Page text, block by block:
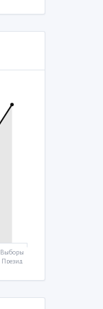
Выборы
Презид
2024